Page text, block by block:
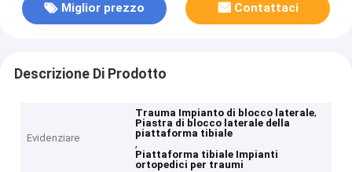
Miglior prezzo Contattaci
Descrizione Di Prodotto
Evidenziare
Trauma Impianto di blocco laterale,
Piastra di blocco laterale della
piattaforma tibiale
,
Piattaforma tibiale Impianti
ortopedici per traumi